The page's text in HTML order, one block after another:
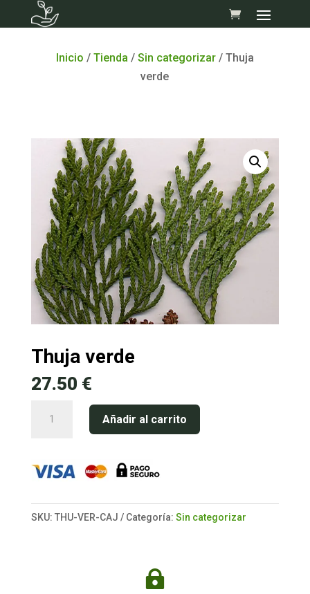
Inicio / Tienda / Sin categorizar/ Thuja
verde
Thuja verde
27.50 €
Añadir al carrito
SKU: THU-VER-CAJ Categoría: Sin categorizar
